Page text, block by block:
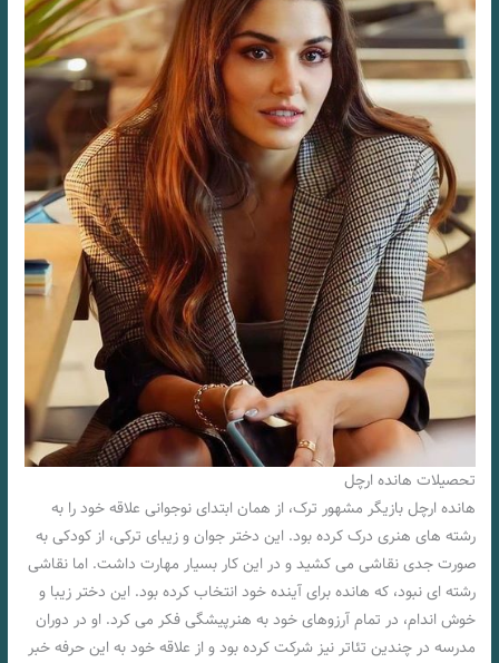
تحصیلات هانده ارچل
هانده ارچل بازیگر مشهور ترک، از همان ابتدای نوجوانی علاقه خود را به
رشته های هنری درک کرده بود. این دختر جوان و زیبای ترکی، از کودکی به
صورت جدی نقاشی می کشید و در این کار بسیار مهارت داشت. اما نقاشی
رشته ای نبود، که هانده برای آینده خود انتخاب کرده بود. این دختر زیبا و
خوش اندام، در تمام آرزوهای خود به هنرپیشگی فکر می کرد. او در دوران
مدرسه در چندین تئاتر نیز شرکت کرده بود و از علاقه خود به این حرفه خبر